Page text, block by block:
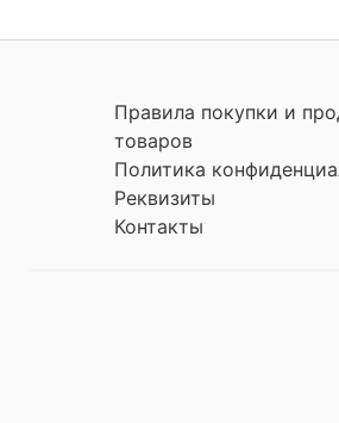
Правила покупки и
товаров
Политика
Реквизиты
Контакты